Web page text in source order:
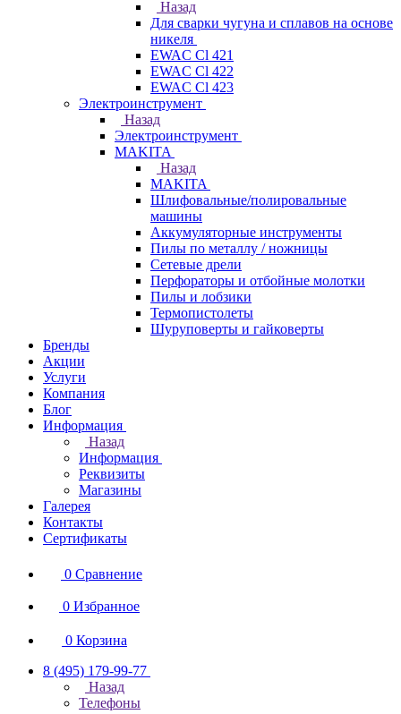
Назад
Для сварки чугуна и сплавов на основе
никеля
EWAC Cl 421
EWAC Cl 422
EWAC Cl 423
Электроинструмент
Назад
Электроинструмент
МAKITA
Назад
МAKITA
Шлифовальные/полировальные
машины
Аккумуляторные инструменты
Пилы по металлу / ножницы
Сетевые дрели
Перфораторы и отбойные молотки
Пилы и лобзики
Термопистолеты
Шуруповерты и гайковерты
Бренды
Акции
Услуги
Компания
Блог
Информация
Назад
Информация
Реквизиты
Магазины
Галерея
Контакты
Сертификаты
0 Сравнение
0 Избранное
0 Корзина
8 (495) 179-99-77
Назад
Телефоны